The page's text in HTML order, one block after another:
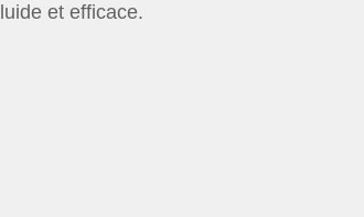
et efficace.